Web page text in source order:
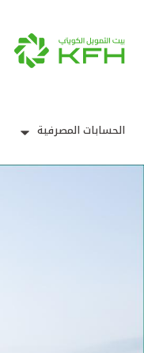
الحسابات المصرفية